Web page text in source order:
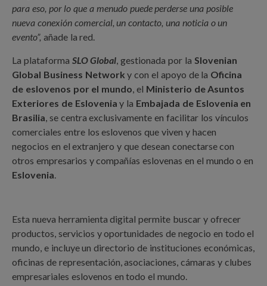
para eso, por lo que a menudo puede perderse una posible
nueva conexión comercial, un contacto, una noticia o un
evento”, añade la red.
La plataforma SLO Global, gestionada por la Slovenian
Global Business Network y con el apoyo de la Oficina
de eslovenos por el mundo, el Ministerio de Asuntos
Exteriores de Eslovenia y la Embajada de Eslovenia en
Brasilia, se centra exclusivamente en facilitar los vínculos
comerciales entre los eslovenos que viven y hacen
negocios en el extranjero y que desean conectarse con
otros empresarios y compañías eslovenas en el mundo o en
Eslovenia.
Esta nueva herramienta digital permite buscar y ofrecer
productos, servicios y oportunidades de negocio en todo el
mundo, e incluye un directorio de instituciones económicas,
oficinas de representación, asociaciones, cámaras y clubes
empresariales eslovenos en todo el mundo.